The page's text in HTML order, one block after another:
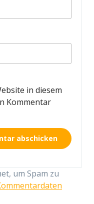
in diesem
Kommentar
um Spam zu